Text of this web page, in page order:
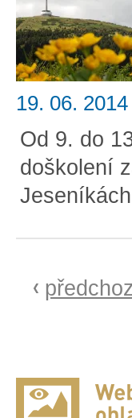
19. 06. 2014
Od 9. do
doškolení